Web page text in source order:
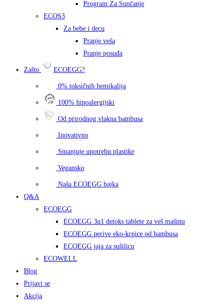
Program Za Sunčanje
ECOS3
Za bebe i decu
Pranje veša
Pranje posuđa
Zašto ECOEGG?
0% toksičnih hemikalija
100% hipoalergijski
Od prirodnog vlakna bambusa
Inovativno
Smanjuje upotrebu plastike
Vegansko
Naša ECOEGG bajka
Q&A
ECOEGG
ECOEGG 3u1 detoks tablete za veš mašinu
ECOEGG perive eko-krpice od bambusa
ECOEGG jaja za sušilicu
ECOWELL
Blog
Prijavi se
Akcija